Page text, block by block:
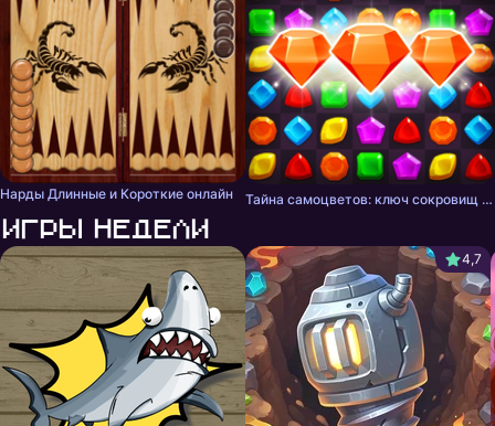
Нарды Длинные и Короткие онлайн Тайна самоцветов: ключ сокровищ - три в ряд
Игры недели
4,7